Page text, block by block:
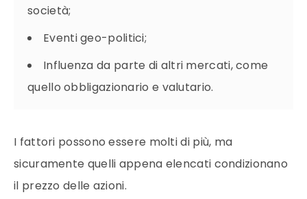
società;
Eventi geo-politici;
Influenza da parte di altri mercati, come
quello obbligazionario e valutario.
I fattori possono essere molti di più, ma
sicuramente quelli appena elencati condizionano
il prezzo delle azioni.